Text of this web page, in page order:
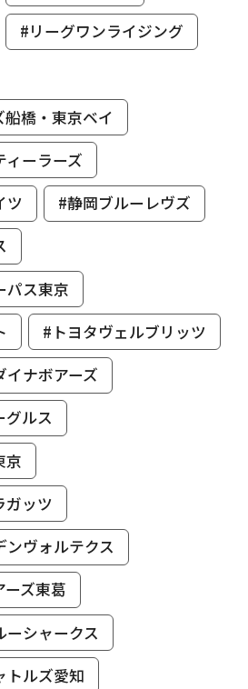
#リーグワンライジング
橋・東京ベイ
ィーラーズ
ツ
#静岡ブルーレヴズ
パス東京
#トヨタヴェルブリッツ
イナボアーズ
グルス
京
ガッツ
ヴォルテクス
ズ東葛
ーシャークス
トルズ愛知